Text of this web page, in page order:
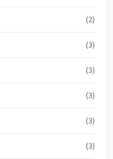
(2)
(3)
(3)
(3)
(3)
(3)